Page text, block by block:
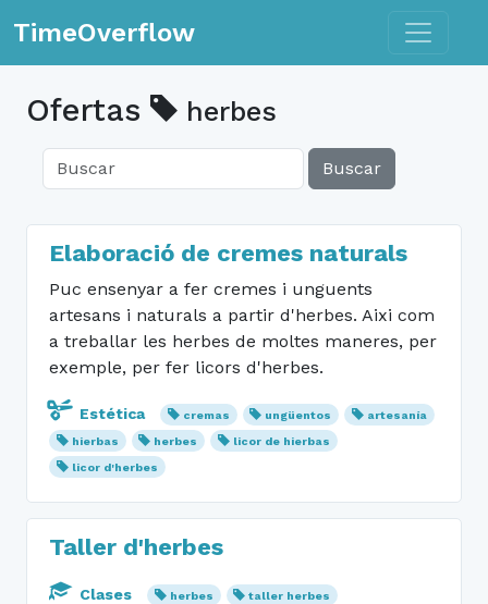
TimeOverflow Toggle
Ofertas herbes
Buscar
Elaboració de cremes naturals
Puc ensenyar a fer cremes i unguents
artesans i naturals a partir d'herbes. Aixi com
a treballar les herbes de moltes maneres, per
exemple, per fer licors d'herbes.
Estética cremas ungüentos
artesanía
hierbas
herbes
licor de hierbas
licor d'herbes
Taller d'herbes
Clases herbes taller herbes